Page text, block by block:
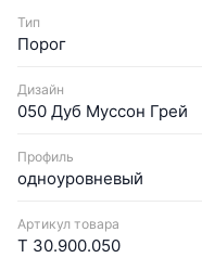
Тип
Порог
Дизайн
050 Дуб Муссон Грей
Профиль
одноуровневый
Артикул товара
Т 30.900.050